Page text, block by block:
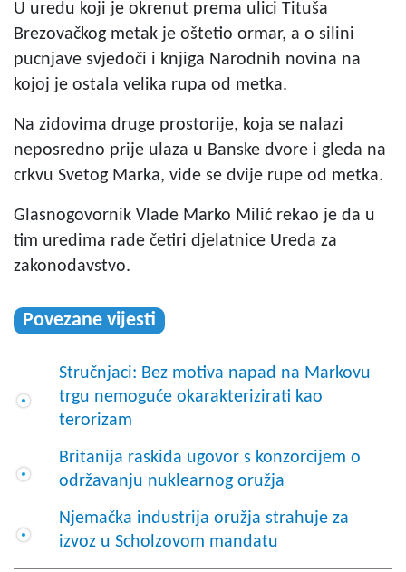
U uredu koji je okrenut prema ulici Tituša
Brezovačkog metak je oštetio ormar, a o silini
pucnjave svjedoči i knjiga Narodnih novina na
kojoj je ostala velika rupa od metka.
Na zidovima druge prostorije, koja se nalazi
neposredno prije ulaza u Banske dvore i gleda na
crkvu Svetog Marka, vide se dvije rupe od metka.
Glasnogovornik Vlade Marko Milić rekao je da u
tim uredima rade četiri djelatnice Ureda za
zakonodavstvo.
Povezane vijesti
Stručnjaci: Bez motiva napad na Markovu
trgu nemoguće okarakterizirati kao
terorizam
Britanija raskida ugovor s konzorcijem o
održavanju nuklearnog oružja
Njemačka industrija oružja strahuje za
izvoz u Scholzovom mandatu